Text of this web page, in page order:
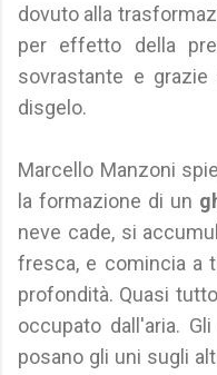
dovuto alla
per effetto della
sovrastante e
disgelo.
Marcello Manzoni
la formazione di un
neve cade, si
fresca, e comincia a
profondità. Quasi
occupato dall'aria.
posano gli uni sugli